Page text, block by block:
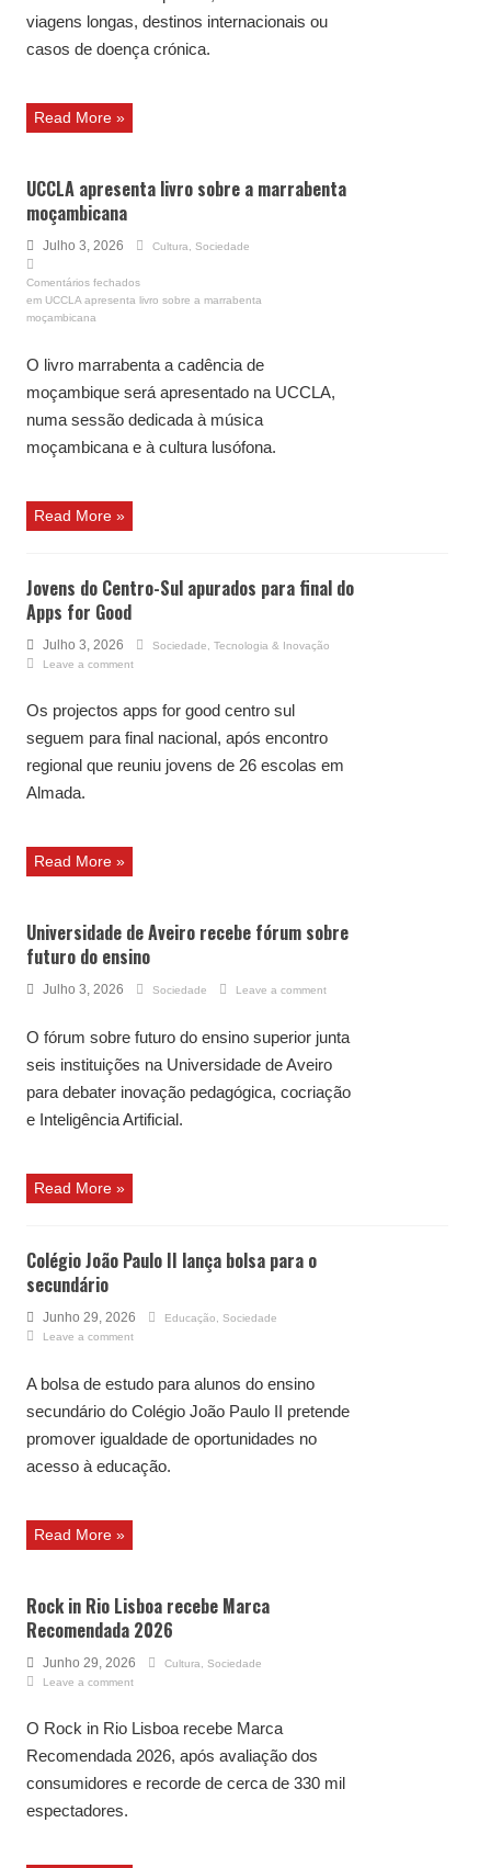
viagens longas, destinos internacionais ou
casos de doença crónica.
Read More »
UCCLA apresenta livro sobre a marrabenta
moçambicana
Julho 3, 2026 Cultura, Sociedade
Comentários fechados
em UCCLA apresenta livro sobre a marrabenta
moçambicana
O livro marrabenta a cadência de
moçambique será apresentado na UCCLA,
numa sessão dedicada à música
moçambicana e à cultura lusófona.
Read More »
Jovens do Centro-Sul apurados para final do
Apps for Good
Julho 3, 2026 Sociedade
Tecnologia & Inovação
Leave a comment
Os projectos apps for good centro sul
seguem para final nacional, após encontro
regional que reuniu jovens de 26 escolas em
Almada.
Read More »
Universidade de Aveiro recebe fórum sobre
futuro do ensino
Julho 3, 2026 Sociedade Leave a comment
O fórum sobre futuro do ensino superior junta
seis instituições na Universidade de Aveiro
para debater inovação pedagógica, cocriação
e Inteligência Artificial.
Read More »
Colégio João Paulo II lança bolsa para o
secundário
Junho 29, 2026 Educação, Sociedade
Leave a comment
A bolsa de estudo para alunos do ensino
secundário do Colégio João Paulo II pretende
promover igualdade de oportunidades no
acesso à educação.
Read More »
Rock in Rio Lisboa recebe Marca
Recomendada 2026
Junho 29, 2026 Cultura
Sociedade
Leave a comment
O Rock in Rio Lisboa recebe Marca
Recomendada 2026, após avaliação dos
consumidores e recorde de cerca de 330 mil
espectadores.